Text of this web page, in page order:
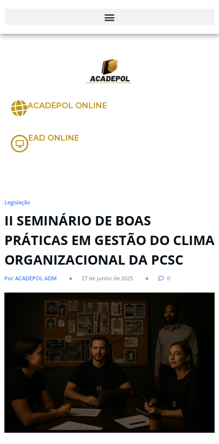
ACADEPOL ONLINE
EAD ONLINE
Legislação
II SEMINÁRIO DE BOAS
PRÁTICAS EM GESTÃO DO CLIMA
ORGANIZACIONAL DA PCSC
Por ACADEPOL ADM 27 de junho de 2025 0